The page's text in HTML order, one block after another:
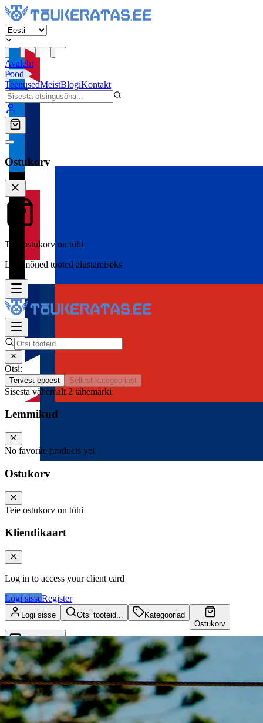
Avaleht
Pood
TeenusedMeistBlogiKontakt
Ostukorv
Teie ostukorv on tühi
Lisa mõned tooted alustamiseks
Otsi:
Tervest epoest Sellest kategooriast
Sisesta vähemalt 2 tähemärki
Lemmikud
No favorite products yet
Ostukorv
Teie ostukorv on tühi
Kliendikaart
Log in to access your client card
Logi sisseRegister
Logi sisse Otsi tooteid...
Kategooriad
Ostukorv
Kliendikaart